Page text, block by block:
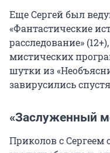
Еще Сергей был
«Фантастические
расследование»
мистических
шутки из
завирусились
«Заслуженный
Приколов с Сергеем